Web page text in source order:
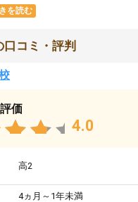
を読む
コミ・評判
価
4.0
高2
4ヵ月～1年未満